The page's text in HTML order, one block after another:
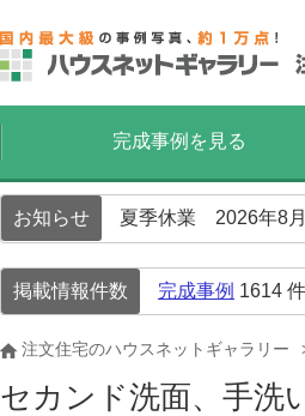
完成事例を見る
お知らせ 夏季休業 2026年8
掲載情報件数 完成事例 1614
注文住宅のハウスネットギャラリー
セカンド洗面、手洗